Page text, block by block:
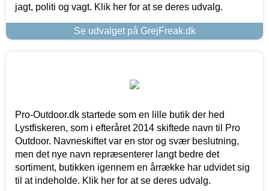
jagt, politi og vagt. Klik her for at se deres udvalg.
Se udvalget på GrejFreak.dk
Pro-Outdoor.dk startede som en lille butik der hed
Lystfiskeren, som i efteråret 2014 skiftede navn til Pro
Outdoor. Navneskiftet var en stor og svær beslutning,
men det nye navn repræsenterer langt bedre det
sortiment, butikken igennem en årrække har udvidet sig
til at indeholde. Klik her for at se deres udvalg.